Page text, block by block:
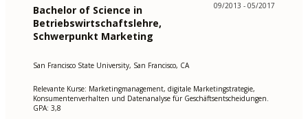
Bachelor of Science in
Betriebswirtschaftslehre,
Schwerpunkt Marketing
09/2013 - 05/2017
San Francisco State University, San Francisco, CA
Relevante Kurse: Marketingmanagement, digitale Marketingstrategie,
Konsumentenverhalten und Datenanalyse für Geschäftsentscheidungen.
GPA: 3,8